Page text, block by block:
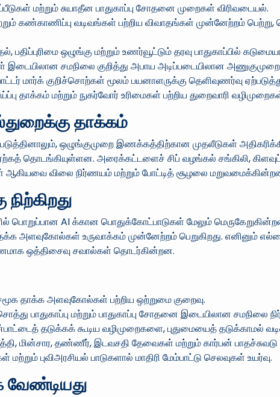
மற்றும் சுயாதீன பாதுகாப்பு சோதனை முறைகள் விரிவடையல்.
கண்காணிப்பு வடிவங்கள் பற்றிய விவாதங்கள் முன்னேற்றம் பெற்று,
பதிப்புரிமை ஒழுங்கு மற்றும் உணர்வூட்டும் தரவு பாதுகாப்பில்
இடையிலான சமநிலை குறித்து அபாய அடிப்படையிலான
மார்க் குறிச்சொற்கள் மூலம் பயனாளருக்கு தெளிவுணர்வு
தாக்கம் மற்றும் நுகர்வோர் உரிமைகள் பற்றிய துறைவாரி
தாக்கம்
ஒழுங்குமுறை இணக்கத்திற்கான முதலீடுகள்
தொடங்கியுள்ளன. அரைக்கட்டளைச் சிப் வழங்கல் சங்கிலி, கிளவுட்
ஆகியவை விலை நிர்ணயம் மற்றும் போட்டித் சூழலை
பொறுப்பான AI க்கான பொதுக்கோட்பாடுகள் மேலும்
உருவாக்கம் முன்னேற்றம் பெறுகிறது. எனினும்
ஒத்திசைவு சவால்கள் தொடர்கின்றன.
தாக்க அளவுகோல்கள் பற்றிய ஒற்றுமை குறைவு.
பாதுகாப்பு மற்றும் பாதுகாப்பு சோதனை இடையிலான சமநிலை
தடுக்கக் கூடிய வழிமுறைகளை, புதுமையைத் தடுக்காமல்
மின்சார, தண்ணீர், இடவசதி தேவைகள் மற்றும் கார்பன் பாதச்சுவடு
புவிஅரசியல் பாடுகளால் மாதிரி மேம்பாட்டு செலவுகள் உயர்வு.